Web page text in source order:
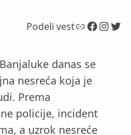
Podeli vestLink Facebook InstagramTwitter
danas se
nesreća koja je
Prema
policije, incident
a uzrok nesreće